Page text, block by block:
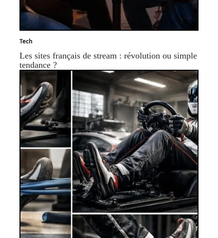
Tech
Les sites français de stream : révolution ou simple
tendance ?